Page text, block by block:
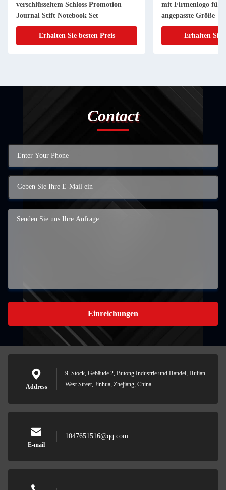
verschlüsseltem Schloss Promotion
Journal Stift Notebook Set
Erhalten Sie besten Preis
mit Firmenlogo für
angepasste Größe
Erhalten Sie
Contact
Einreichungen
Address
9. Stock, Gebäude 2, Butong Industrie und Handel, Hulian
West Street, Jinhua, Zhejiang, China
E-mail
1047651516@qq.com